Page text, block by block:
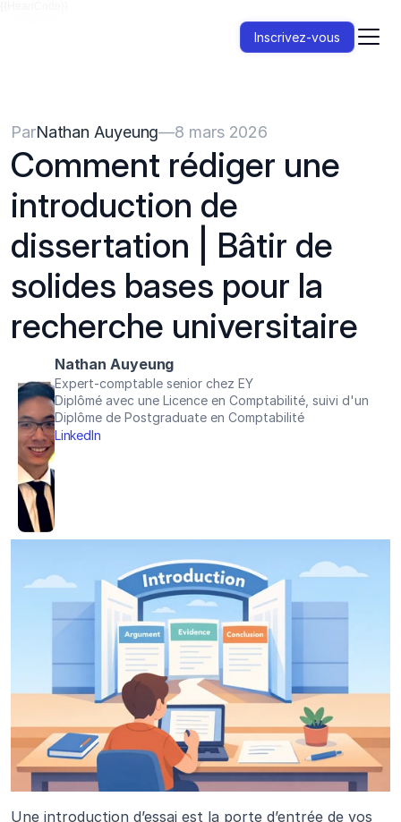
Inscrivez-vous
ParNathan Auyeung—8 mars 2026
Comment rédiger une
introduction de
dissertation | Bâtir de
solides bases pour la
recherche universitaire
Nathan Auyeung
Expert-comptable senior chez EY
Diplômé avec une Licence en Comptabilité, suivi d'un
Diplôme de Postgraduate en Comptabilité
LinkedIn
Une introduction d’essai est la porte d’entrée de vos